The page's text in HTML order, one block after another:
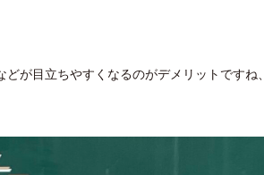
が目立ちやすくなるのがデメリットですね、